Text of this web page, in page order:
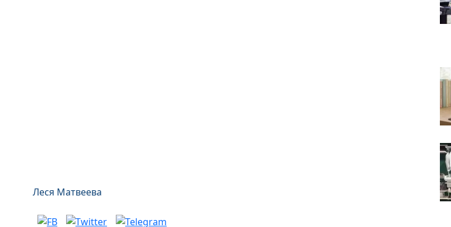
Леся Матвеева